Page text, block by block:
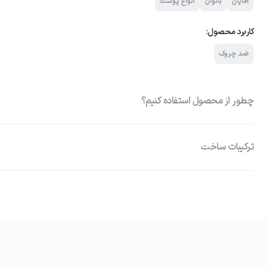
کاربرد محصول:
ضد چروک
چطور از محصول استفاده کنیم؟
ترکیبات ساخت